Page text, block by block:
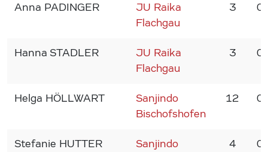
Anna PADINGER
JU Raika
Flachgau
3 0
Hanna STADLER
JU Raika
Flachgau
3 0
Helga HÖLLWART
Sanjindo
Bischofshofen
12 0
Stefanie HUTTER
Sanjindo
4 0